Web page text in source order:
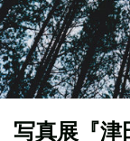
写真展『